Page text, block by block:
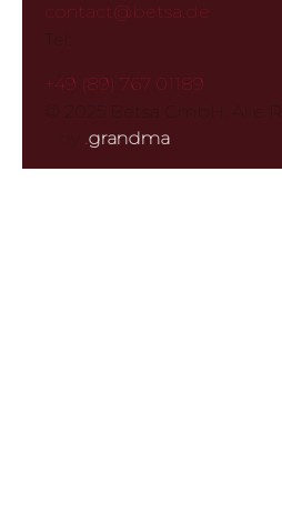
contact@betsa.de
Tel:
+49 (89) 767 01189
© 2025 Betsa GmbH. Alle
.grandma